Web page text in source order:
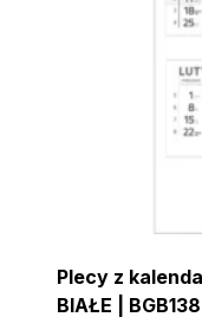
Plecy z
BIAŁE | BGB138